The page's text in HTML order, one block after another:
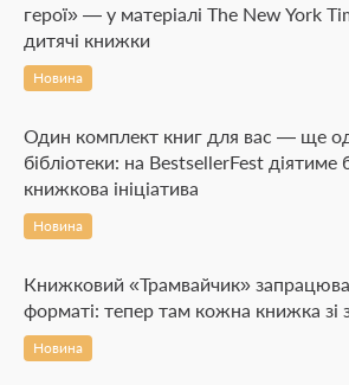
герої» — у матеріалі The New York
дитячі книжки
Новина
Один комплект книг для вас — ще
бібліотеки: на BestsellerFest діятиме
книжкова ініціатива
Новина
Книжковий «Трамвайчик»
форматі: тепер там кожна книжка
Новина